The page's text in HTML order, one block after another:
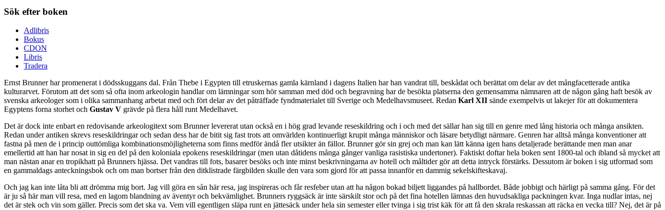
Sök efter boken
Adlibris
Bokus
CDON
Libris
Tradera
Ernst Brunner har promenerat i dödsskuggans dal. Från Thebe i Egypten till etruskernas gamla kärnland i dagens Italien har han vandrat till, beskådat och berättat om delar av det mångfacetterade antika
kulturarvet. Förutom att det som så ofta inom arkeologin handlar om lämningar som hör samman med död och begravning har de besökta platserna den gemensamma nämnaren att de någon gång haft besök av
svenska arkeologer som i olika sammanhang arbetat med och fört delar av det påträffade fyndmaterialet till Sverige och Medelhavsmuseet. Redan Karl XII sände exempelvis ut lakejer för att dokumentera
Egyptens forna storhet och Gustav V grävde på flera håll runt Medelhavet.
Det är dock inte enbart en redovisande arkeologitext som Brunner levererat utan också en i hög grad levande reseskildring och i och med det sällar han sig till en genre med lång historia och många ansikten.
Redan under antiken skrevs reseskildringar och sedan dess har de bitit sig fast trots att omvärlden kontinuerligt krupit många människor och läsare betydligt närmare. Genren har alltså många konventioner att
fastna på men de i princip outtömliga kombinationsmöjligheterna som finns medför ändå fler utsikter än fällor. Brunner gör sin grej och man kan lätt känna igen hans detaljerade berättande men man anar
emellertid att han har nosat in sig en del på den koloniala epokens reseskildringar (men utan dåtidens många gånger vanliga rasistiska undertoner). Faktiskt doftar hela boken sent 1800-tal och ibland så mycket att
man nästan anar en tropikhatt på Brunners hjässa. Det vandras till fots, basarer besöks och inte minst beskrivningarna av hotell och måltider gör att detta intryck förstärks. Dessutom är boken i sig utformad som
en gammaldags anteckningsbok och om man bortser från den ditklistrade färgbilden skulle den vara som gjord för att passa innanför en dammig sekelskifteskavaj.
Och jag kan inte låta bli att drömma mig bort. Jag vill göra en sån här resa, jag inspireras och får resfeber utan att ha någon bokad biljett liggandes på hallbordet. Både jobbigt och härligt på samma gång. För det
är ju så här man vill resa, med en lagom blandning av äventyr och bekvämlighet. Brunners ryggsäck är inte särskilt stor och på det fina hotellen lämnas den huvudsakliga packningen kvar. Inga nudlar intas, nej
det är stek och vin som gäller. Precis som det ska va. Vem vill egentligen släpa runt en jättesäck under hela sin semester eller tvinga i sig trist käk för att få den skrala reskassan att räcka en vecka till? Nej, det är på